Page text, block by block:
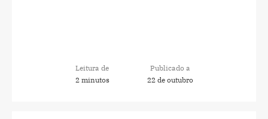
Leitura de
2 minutos
Publicado a
22 de outubro